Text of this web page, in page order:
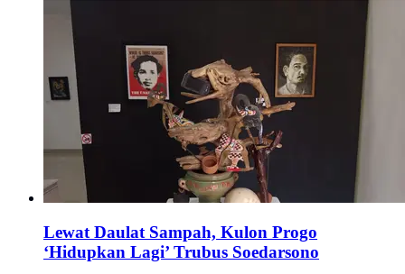
Lewat Daulat Sampah, Kulon Progo
‘Hidupkan Lagi’ Trubus Soedarsono